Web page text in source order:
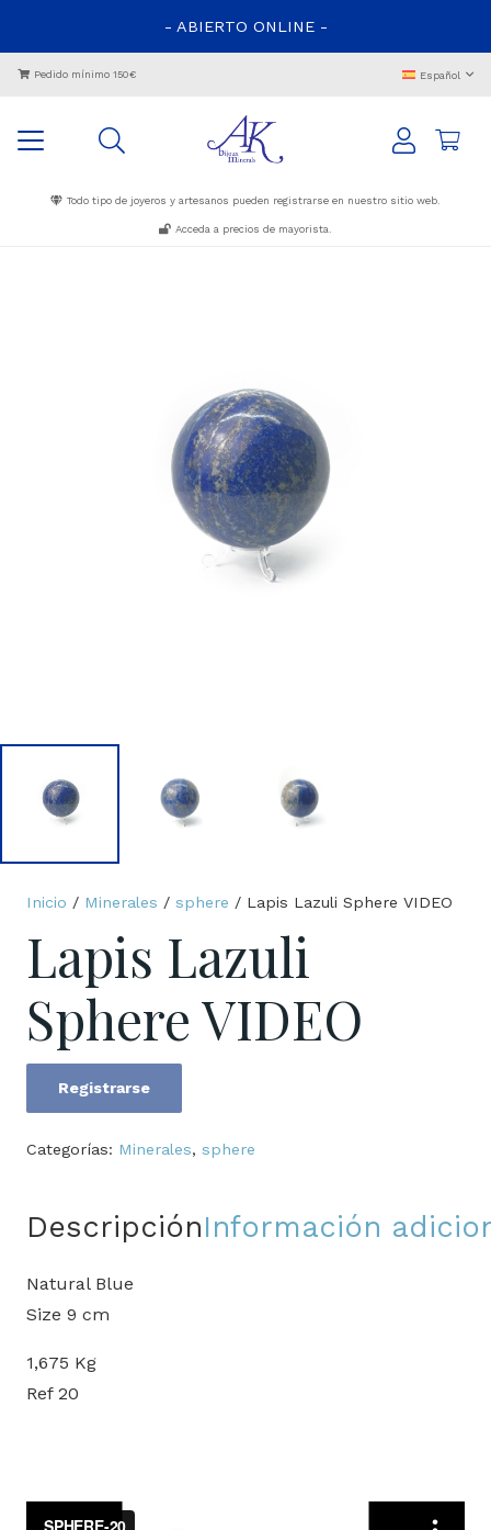
- ABIERTO ONLINE -
Pedido mínimo 150€ Español
Todo tipo de joyeros y artesanos pueden registrarse en nuestro sitio web.
Acceda a precios de mayorista.
Inicio / Minerales / sphere / Lapis Lazuli Sphere VIDEO
Lapis Lazuli
Sphere VIDEO
Sphere
cantidad
Registrarse
Categorías: Minerales, sphere
DescripciónInformación
Natural Blue
Size 9 cm
1,675 Kg
Ref 20